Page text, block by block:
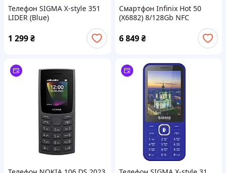
Телефон SIGMA X-style 351
LIDER (Blue)
1 299₴
Смартфон Infinix Hot 50
(X6882) 8/128Gb NFC
6 849₴